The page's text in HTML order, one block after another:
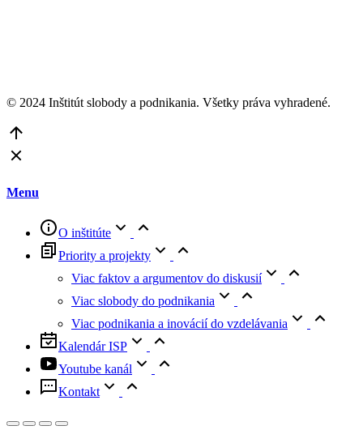
© 2024 Inštitút slobody a podnikania. Všetky práva vyhradené.
Menu
O inštitúte
Priority a projekty
Viac faktov a argumentov do diskusií
Viac slobody do podnikania
Viac podnikania a inovácií do vzdelávania
Kalendár ISP
Youtube kanál
Kontakt